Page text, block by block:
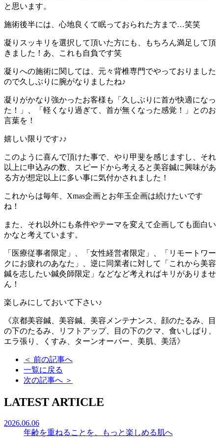
と思います。
施術後半には、心地良くて眠っておられた方まで…笑笑
凝りスッキリを選択して頂いた方にも、もちろん満足して頂
きました！あ、これも自負です笑
凝りへの施術に関しては、元々背椎専門でやっておりました
ので久しぶりに腕がなりましたね♪
凝りがかなり強かったお客様も「久しぶりに首が快適になっ
た！」、「軽くなり過ぎて、首が無くなった感覚！」とのお
言葉を！
嬉しい限りです♪♪
このように喜んで頂けた事で、やり甲斐を感じますし、それ
以上に申込みの数、スピードから考えると美容鍼に興味があ
る方が想定以上に多い事に気付かされました！
これからは毎年、Xmas企画とお年玉企画は続けたいです
ね！
また、それ以外にも条件やテーマを変えて企画しても面白い
かなと考えています。
「医療従事者限定」、「女性経営者限定」、「リモートワー
クにお疲れのあなた」、逆に同業者に対して「これから美容
鍼を志したい鍼灸師限定」などなど考えればキリがありませ
ん！
楽しみにしておいて下さい♪
《京都美容鍼、美容鍼、美容メンテナンス、顔のたるみ、目
の下のたるみ、リフトアップ、目の下のクマ、食いしばり、
エラ張り、くすみ、ターンオーバー、美肌、美活》
＜ 前の記事へ
一覧に戻る
次の記事へ ＞
LATEST ARTICLE
2026.06.06
年齢を重ねることを、もっと楽しめる肌へ